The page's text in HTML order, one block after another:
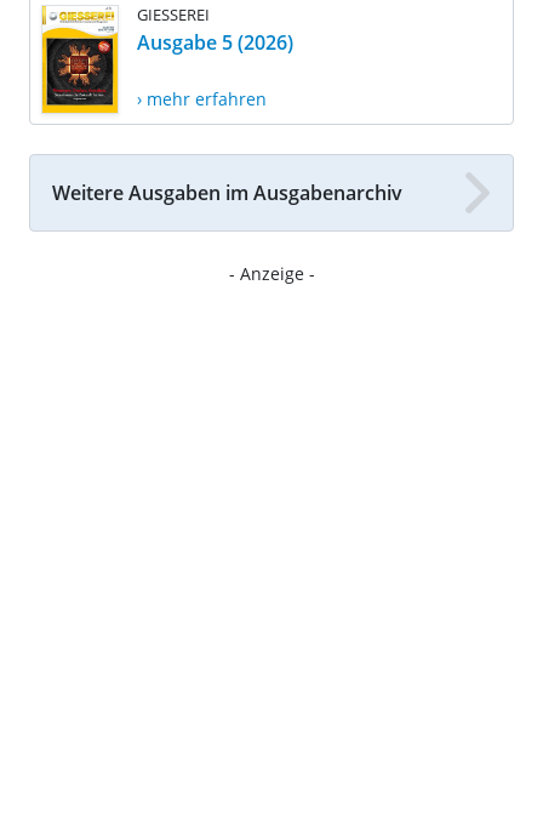
GIESSEREI
Ausgabe 5 (2026)
› mehr erfahren
Weitere Ausgaben im Ausgabenarchiv
- Anzeige -